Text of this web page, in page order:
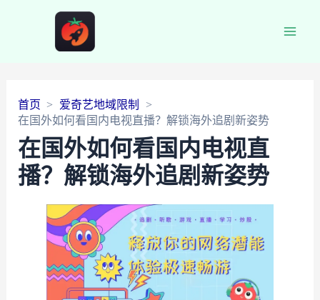
首页
爱奇艺地域限制
在国外如何看国内电视直播？解锁海外追剧新姿势
在国外如何看国内电视直
播？解锁海外追剧新姿势